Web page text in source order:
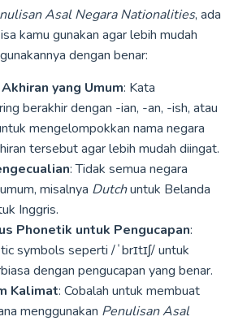
Asal Negara Nationalities, ada
kamu gunakan agar lebih mudah
dengan benar:
yang Umum: Kata
berakhir dengan -ian, -an, -ish, atau
mengelompokkan nama negara
tersebut agar lebih mudah diingat.
: Tidak semua negara
misalnya Dutchuntuk Belanda
Inggris.
Phonetik untuk Pengucapan:
symbols seperti /ˈbrɪtɪʃ/ untuk
dengan pengucapan yang benar.
Kalimat: Cobalah untuk membuat
menggunakan Penulisan Asal